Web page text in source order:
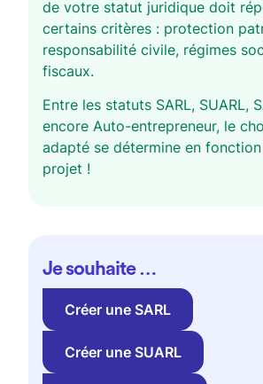
de votre statut juridique doit
certains critères : protection
responsabilité civile, régimes
fiscaux.
Entre les statuts SARL, SUARL,
encore Auto-entrepreneur, le
adapté se détermine en
projet !
Je souhaite …
Créer une SARL
Créer une SUARL